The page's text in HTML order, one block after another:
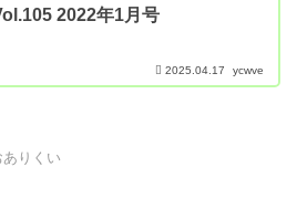
2022年1月号
2025.04.17 ycwve
りくい